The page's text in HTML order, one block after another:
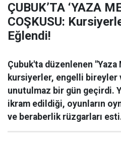
ÇUBUK’TA ‘YAZA
COŞKUSU:
Eğlendi!
Çubuk'ta düzenlenen
kursiyerler, engelli bireyler
unutulmaz bir gün geçirdi.
ikram edildiği, oyunların
ve beraberlik rüzgarları